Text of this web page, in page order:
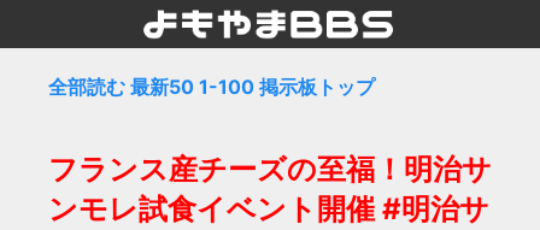
全部読む 最新50 1-100 掲示板トップ
フランス産チーズの至福！明治サ
ンモレ試食イベント開催 #明治サ